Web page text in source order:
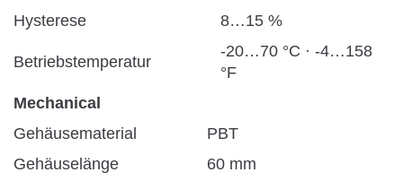
Hysterese
8…15 %
Betriebstemperatur
-20…70 °C · -4…158
°F
Mechanical
Gehäusematerial
PBT
Gehäuselänge
60 mm